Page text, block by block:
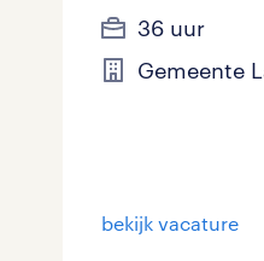
36 uur
Gemeente
bekijk vacature